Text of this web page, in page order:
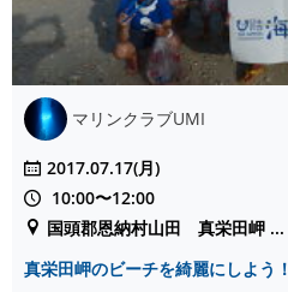
マリンクラブUMI
2017.07.17(月)
10:00〜12:00
国頭郡恩納村山田 真栄田岬 ...
真栄田岬のビーチを綺麗にしよう！